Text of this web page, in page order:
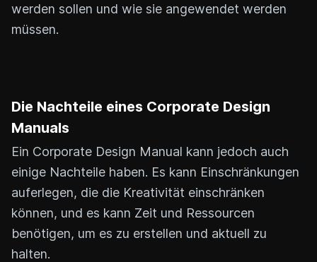
werden sollen und wie sie angewendet werden
müssen.
Die Nachteile eines Corporate Design
Manuals
Ein Corporate Design Manual kann jedoch auch
einige Nachteile haben. Es kann Einschränkungen
auferlegen, die die Kreativität einschränken
können, und es kann Zeit und Ressourcen
benötigen, um es zu erstellen und aktuell zu
halten.